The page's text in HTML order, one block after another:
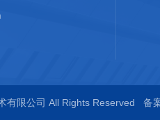
有限公司 All Rights Reserved 备